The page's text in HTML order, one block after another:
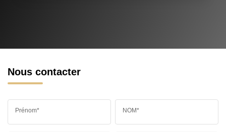
Nous contacter
Prénom* NOM*